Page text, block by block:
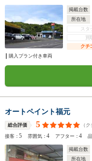
掲載台数
所在地
スタ
買
クチ
購入プラン付き車両
オートペイント福元
総合評価 5 （
接客：5 雰囲気：4 アフター：4
掲載台数
所在地